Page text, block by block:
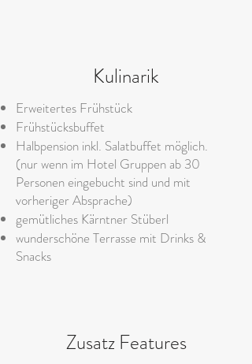
Kulinarik
Erweitertes Frühstück
Frühstücksbuffet
Halbpension inkl. Salatbuffet möglich.
(nur wenn im Hotel Gruppen ab 30
Personen eingebucht sind und mit
vorheriger Absprache)
gemütliches Kärntner Stüberl
​wunderschöne Terrasse mit Drinks &
Snacks
Zusatz Features